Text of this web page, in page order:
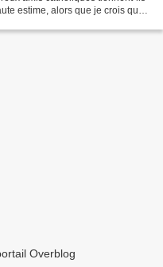
estime, alors que je crois que
Overblog